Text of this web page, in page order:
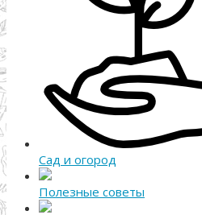
Сад и огород
Полезные советы